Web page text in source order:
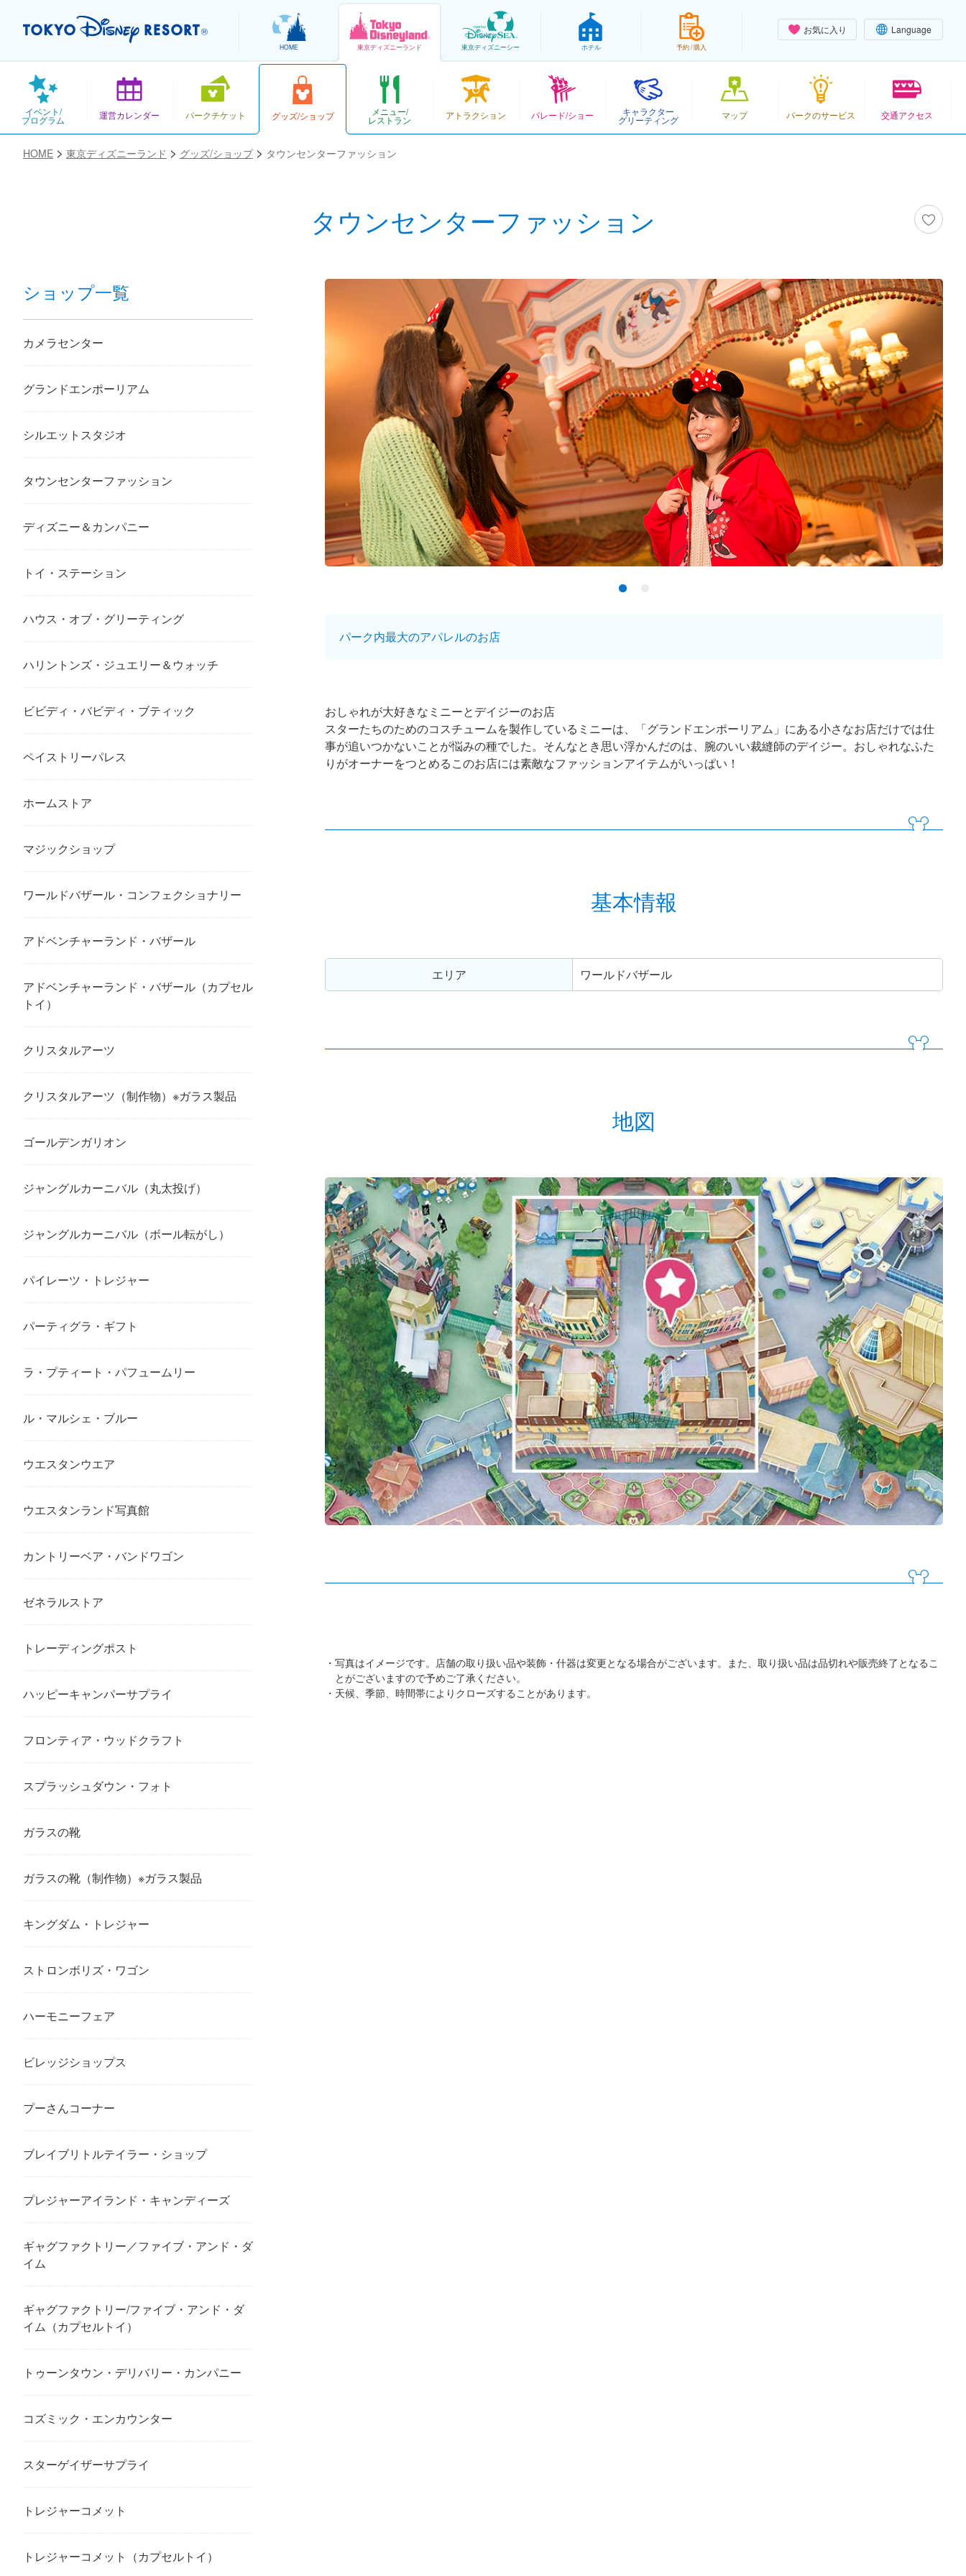
お気に入り Language
HOME 東京ディズニーランド 東京ディズニーシー ホテル 予約 / 購入
イベント/
プログラム 運営カレンダー パークチケット グッズ/ショップ メニュー/
レストラン アトラクション パレード/ショー キャラクター
グリーティング マップ パークのサービス 交通アクセス
HOME 東京ディズニーランド グッズ/ショップ タウンセンターファッション
タウンセンターファッション
パーク内最大のアパレルのお店
おしゃれが大好きなミニーとデイジーのお店
スターたちのためのコスチュームを製作しているミニーは、「グランドエンポーリアム」にある小さなお店だけでは仕
事が追いつかないことが悩みの種でした。そんなとき思い浮かんだのは、腕のいい裁縫師のデイジー。おしゃれなふた
りがオーナーをつとめるこのお店には素敵なファッションアイテムがいっぱい！
基本情報
エリア ワールドバザール
地図
写真はイメージです。店舗の取り扱い品や装飾・什器は変更となる場合がございます。また、取り扱い品は品切れや販売終了となるこ
とがございますので予めご了承ください。
天候、季節、時間帯によりクローズすることがあります。
ショップ一覧
カメラセンター
グランドエンポーリアム
シルエットスタジオ
タウンセンターファッション
ディズニー＆カンパニー
トイ・ステーション
ハウス・オブ・グリーティング
ハリントンズ・ジュエリー＆ウォッチ
ビビディ・バビディ・ブティック
ペイストリーパレス
ホームストア
マジックショップ
ワールドバザール・コンフェクショナリー
アドベンチャーランド・バザール
アドベンチャーランド・バザール（カプセル
トイ）
クリスタルアーツ
クリスタルアーツ（制作物）※ガラス製品
ゴールデンガリオン
ジャングルカーニバル（丸太投げ）
ジャングルカーニバル（ボール転がし）
パイレーツ・トレジャー
パーティグラ・ギフト
ラ・プティート・パフュームリー
ル・マルシェ・ブルー
ウエスタンウエア
ウエスタンランド写真館
カントリーベア・バンドワゴン
ゼネラルストア
トレーディングポスト
ハッピーキャンパーサプライ
フロンティア・ウッドクラフト
スプラッシュダウン・フォト
ガラスの靴
ガラスの靴（制作物）※ガラス製品
キングダム・トレジャー
ストロンボリズ・ワゴン
ハーモニーフェア
ビレッジショップス
プーさんコーナー
ブレイブリトルテイラー・ショップ
プレジャーアイランド・キャンディーズ
ギャグファクトリー／ファイブ・アンド・ダ
イム
ギャグファクトリー/ファイブ・アンド・ダ
イム（カプセルトイ）
トゥーンタウン・デリバリー・カンパニー
コズミック・エンカウンター
スターゲイザーサプライ
トレジャーコメット
トレジャーコメット（カプセルトイ）